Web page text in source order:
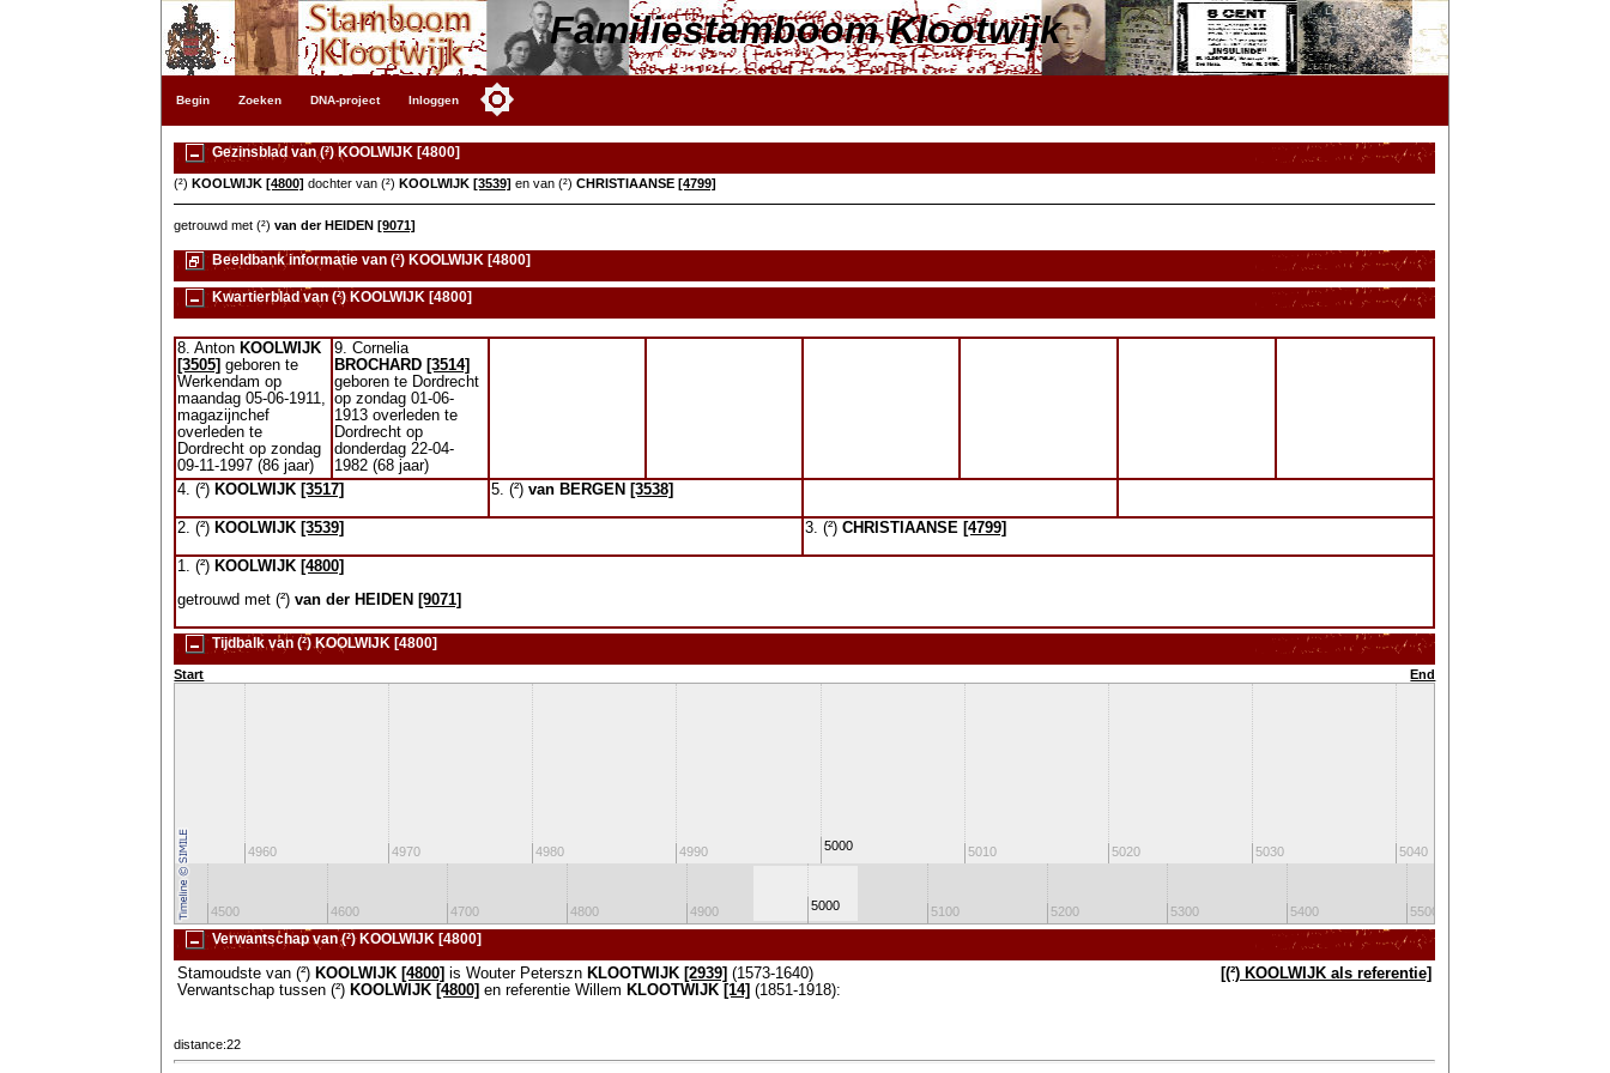
Familiestamboom Klootwijk
Begin Zoeken DNA-project Inloggen
Gezinsblad van (²) KOOLWIJK [4800]
(²)KOOLWIJK [4800] dochter van (²)KOOLWIJK [3539] en van (²)CHRISTIAANSE [4799]
getrouwd met (²)van der HEIDEN [9071]
Beeldbank informatie van (²) KOOLWIJK [4800]
Kwartierblad van (²) KOOLWIJK [4800]
8. Anton KOOLWIJK
[3505] geboren te
Werkendam op
maandag 05-06-1911,
magazijnchef
overleden te
Dordrecht op zondag
09-11-1997 (86 jaar)
9. Cornelia
BROCHARD [3514]
geboren te Dordrecht
op zondag 01-06-
1913 overleden te
Dordrecht op
donderdag 22-04-
1982 (68 jaar)
4. (²) KOOLWIJK [3517] 5. (²)van BERGEN [3538]
2. (²) KOOLWIJK [3539] 3. (²)CHRISTIAANSE [4799]
1. (²) KOOLWIJK [4800]
getrouwd met (²)van der HEIDEN [9071]
Tijdbalk van (²) KOOLWIJK [4800]
Start End
4960 4970 4980 4990 5000 5010 5020 5030 5040
4500 4600 4700 4800 4900 5000 5100 5200 5300 5400 5500
Verwantschap van (²) KOOLWIJK [4800]
Stamoudste van (²) KOOLWIJK [4800] is Wouter Peterszn KLOOTWIJK [2939] (1573-1640)
Verwantschap tussen (²) KOOLWIJK [4800] en referentie Willem KLOOTWIJK [14] (1851-1918):
[(²) KOOLWIJK als referentie]
distance:22